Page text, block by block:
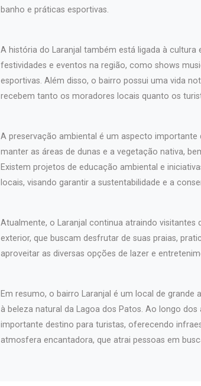
banho e práticas esportivas.
A história do Laranjal também está ligada à
festividades e eventos na região, como shows
esportivas. Além disso, o bairro possui uma vida
recebem tanto os moradores locais quanto os
A preservação ambiental é um aspecto
manter as áreas de dunas e a vegetação nativa,
Existem projetos de educação ambiental e
locais, visando garantir a sustentabilidade e a
Atualmente, o Laranjal continua atraindo
exterior, que buscam desfrutar de suas praias,
aproveitar as diversas opções de lazer e
Em resumo, o bairro Laranjal é um local de
à beleza natural da Lagoa dos Patos. Ao longo
importante destino para turistas, oferecendo
atmosfera encantadora, que atrai pessoas em